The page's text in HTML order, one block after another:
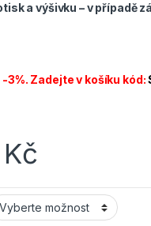
a výšivku – v případě
Zadejte v košíku kód:
Kč